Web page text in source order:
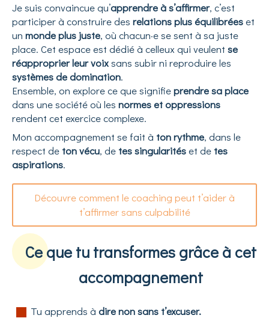
Je suis convaincue qu’apprendre à s’affirmer, c’est
participer à construire des relations plus équilibréeset
un monde plus juste, où chacun·e se sent à sa juste
place. Cet espace est dédié à celleux qui veulent se
réapproprier leur voixsans subir ni reproduire les
systèmes de domination.
Ensemble, on explore ce que signifieprendre sa place
dans une société où les normes et oppressions
rendent cet exercice complexe.
Mon accompagnement se fait à ton rythme, dans le
respect de ton vécu, de tes singularitéset de tes
aspirations.
Découvre comment le coaching peut t’aider à
t’affirmer sans culpabilité
Ce que tu transformes grâce à cet
accompagnement
Tu apprends à dire non sans t’excuser.